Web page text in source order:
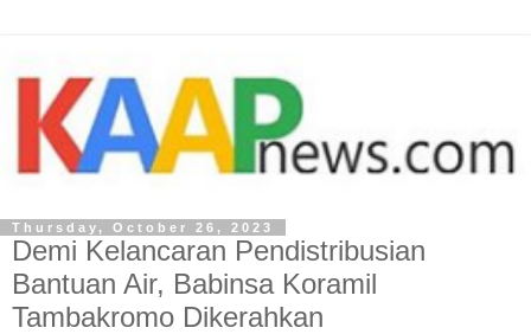
Thursday, October 26, 2023
Demi Kelancaran Pendistribusian
Bantuan Air, Babinsa Koramil
Tambakromo Dikerahkan